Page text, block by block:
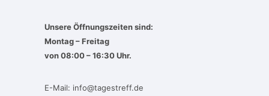
Unsere Öffnungszeiten sind:
Montag – Freitag
von 08:00 – 16:30 Uhr.
E-Mail: info@tagestreff.de